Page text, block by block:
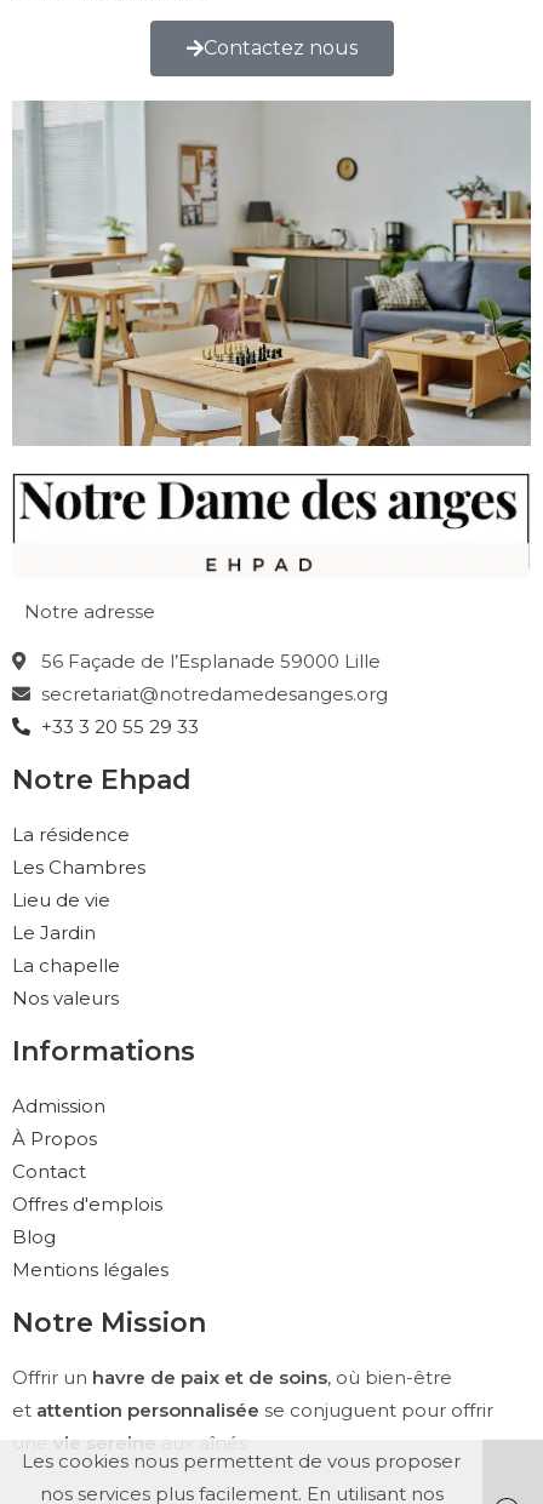
Contactez nous
Notre adresse
56 Façade de l’Esplanade 59000 Lille
secretariat@notredamedesanges.org
+33 3 20 55 29 33
Notre Ehpad
La résidence
Les Chambres
Lieu de vie
Le Jardin
La chapelle
Nos valeurs
Informations
Admission
À Propos
Contact
Offres d'emplois
Blog
Mentions légales
Notre Mission
Offrir un havre de paix et de soins, où bien-être
et attention personnalisée se conjuguent pour offrir
une vie sereine aux aînés
Les cookies nous permettent de vous proposer
nos services plus facilement. En utilisant nos